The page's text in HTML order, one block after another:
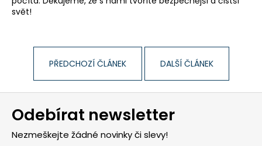
svět!
PŘEDCHOZÍ ČLÁNEK DALŠÍ ČLÁNEK
u
e
Z
Odebírat newsletter
Nezmeškejte žádné novinky či slevy!